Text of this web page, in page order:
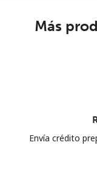
Más
Envía crédito